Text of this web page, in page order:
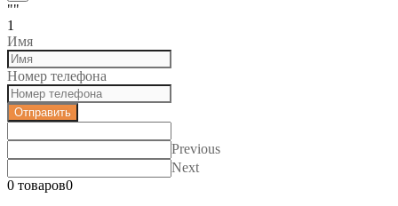
""
1
Имя
Номер телефона
Отправить
Previous
Next
0 товаров0